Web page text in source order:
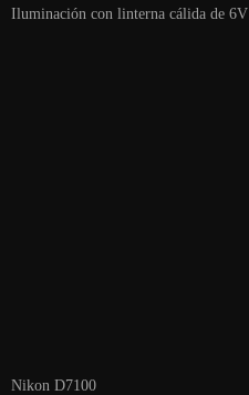
Iluminación con linterna cálida de 6V
Nikon D7100